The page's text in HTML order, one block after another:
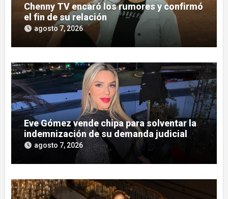
Chenny TV encaró los rumores y confirmó
el fin de su relación
agosto 7, 2026
Eve Gómez vende chipa para solventar la
indemnización de su demanda judicial
agosto 7, 2026